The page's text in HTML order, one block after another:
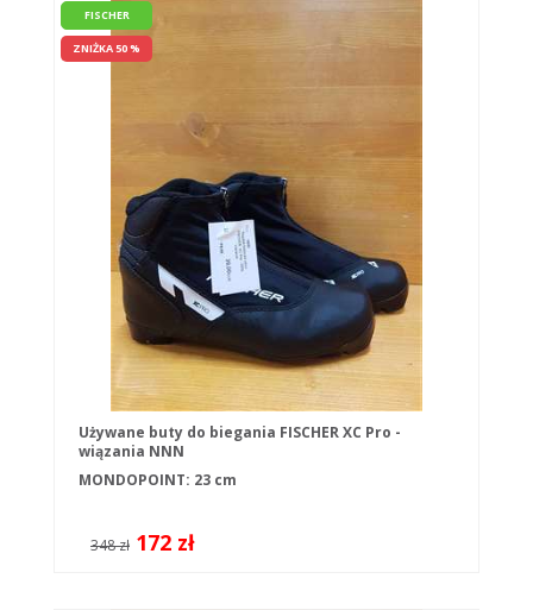
FISCHER
ZNIŻKA 50 %
Używane buty do biegania FISCHER XC Pro -
wiązania NNN
MONDOPOINT: 23 cm
348 zł 172 zł